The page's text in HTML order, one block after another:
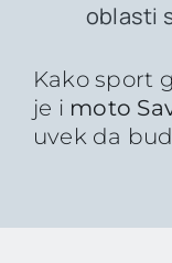
oblasti
Kako sport
je i moto
uvek da